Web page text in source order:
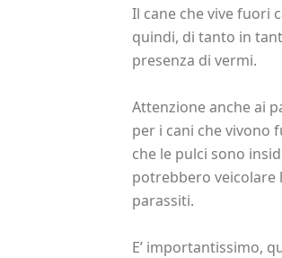
Il cane che vive fuori
quindi, di tanto in
presenza di vermi.
Attenzione anche ai
per i cani che vivono
che le pulci sono
potrebbero veicolare
parassiti.
E’ importantissimo,